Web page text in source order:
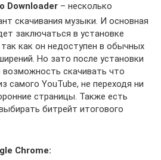
Downloader – несколько
скачивания музыки. И основная
заключаться в установке
так как он недоступен в обычных
Но зато после установки
возможность скачивать что
самого YouTube, не переходя ни
страницы. Также есть
битрейт итогового
Chrome: